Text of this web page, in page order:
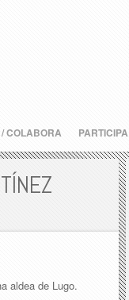
COLABORA PARTICIPA
aldea de Lugo.